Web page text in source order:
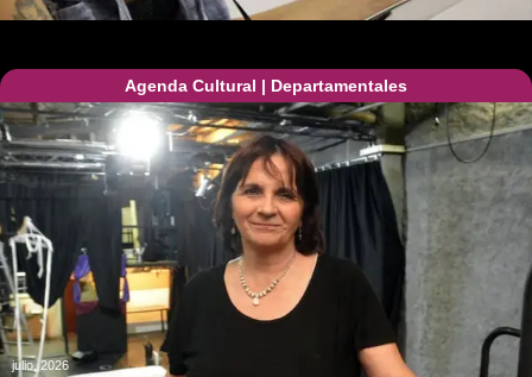
Agenda Cultural | Departamentales
julio, 2026